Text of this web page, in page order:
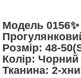
Модель 0156✨
Розмір: 48-
Колір:
Тканина: 2-